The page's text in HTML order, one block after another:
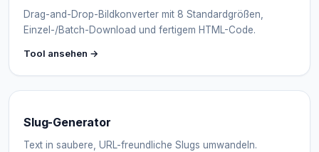
Drag-and-Drop-Bildkonverter mit 8 Standardgrößen,
Einzel-/Batch-Download und fertigem HTML-Code.
Tool ansehen →
Slug-Generator
Text in saubere, URL-freundliche Slugs umwandeln.